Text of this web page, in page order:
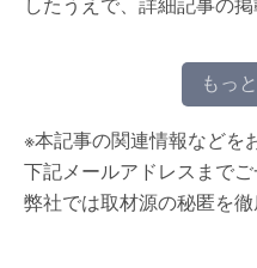
もっ
※本記事の関連情報などを
下記メールアドレスまでご
弊社では取材源の秘匿を徹